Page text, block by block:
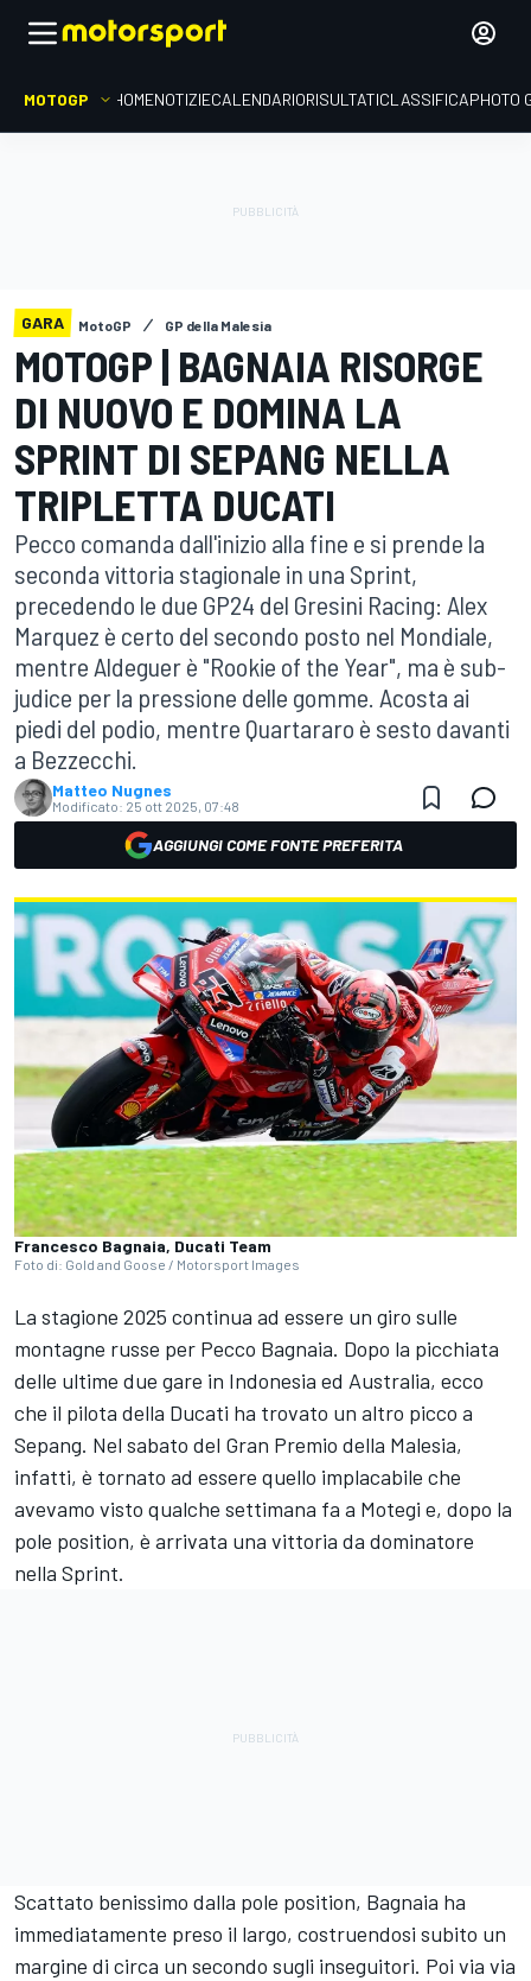
MOTOGP HOMENOTIZIECALENDARIORISULTATICLASSIFICAPHOTO
GARA MotoGP GP della Malesia
MOTOGP | BAGNAIA RISORGE
DI NUOVO E DOMINA LA
SPRINT DI SEPANG NELLA
TRIPLETTA DUCATI
Pecco comanda dall'inizio alla fine e si prende la
seconda vittoria stagionale in una Sprint,
precedendo le due GP24 del Gresini Racing: Alex
Marquez è certo del secondo posto nel Mondiale,
mentre Aldeguer è "Rookie of the Year", ma è sub-
judice per la pressione delle gomme. Acosta ai
piedi del podio, mentre Quartararo è sesto davanti
a Bezzecchi.
Matteo Nugnes
Modificato: 25 ott 2025, 07:48
AGGIUNGI COME FONTE PREFERITA
Francesco Bagnaia, Ducati Team
Foto di: Gold and Goose / Motorsport Images
La stagione 2025 continua ad essere un giro sulle
montagne russe per Pecco Bagnaia. Dopo la picchiata
delle ultime due gare in Indonesia ed Australia, ecco
che il pilota della Ducati ha trovato un altro picco a
Sepang. Nel sabato del Gran Premio della Malesia,
infatti, è tornato ad essere quello implacabile che
avevamo visto qualche settimana fa a Motegi e, dopo la
pole position, è arrivata una vittoria da dominatore
nella Sprint.
Scattato benissimo dalla pole position, Bagnaia ha
immediatamente preso il largo, costruendosi subito un
margine di circa un secondo sugli inseguitori. Poi via via